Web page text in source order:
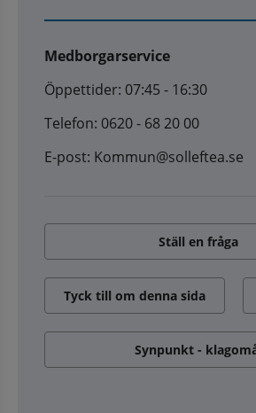
Medborgarservice
Öppettider: 07:45 - 16:30
Telefon: 0620 - 68 20 00
E-post: Kommun@solleftea.se
Ställ en fråga
Tyck till om denna sida
Synpunkt -